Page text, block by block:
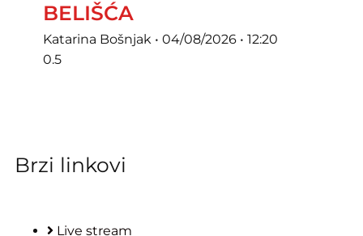
BELIŠĆA
Katarina Bošnjak 04/08/2026 12:20
Brzi linkovi
Live stream